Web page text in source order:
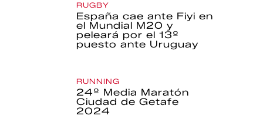
RUGBY
España cae ante Fiyi en
el Mundial M20 y
peleará por el 13º
puesto ante Uruguay
RUNNING
24º Media Maratón
Ciudad de Getafe
2024